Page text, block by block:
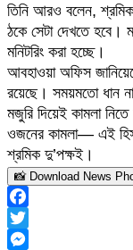
তিনি আরও বলেন,
ঠকে সেটা দেখতে হবে।
মনিটরিং করা হচ্ছে।
আবহাওয়া অফিস
রয়েছে। সময়মতো ধান
মজুরি দিয়েই কামলা
ওজনের কামলা— এই
শ্রমিক দু’পক্ষই।
📸 Download News
Facebook
Twitter